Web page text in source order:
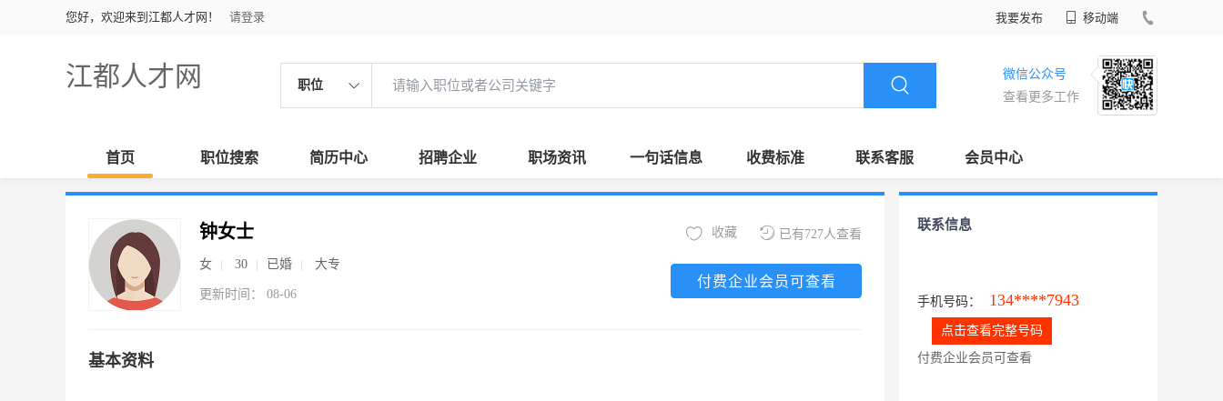
您好，欢迎来到江都人才网！ 请登录 我要发布 移动端
江都人才网 职位
微信公众号
查看更多工作
首页 职位搜索 简历中心 招聘企业 职场资讯 一句话信息 收费标准 联系客服 会员中心
钟女士
女 30 已婚 大专
更新时间： 08-06
已有727人查看
收藏
付费企业会员可查看
基本资料
联系信息
手机号码： 134****7943
点击查看完整号码
付费企业会员可查看